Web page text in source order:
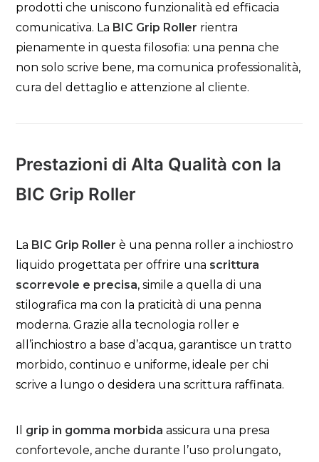
prodotti che uniscono funzionalità ed efficacia
comunicativa. La BIC Grip Roller rientra
pienamente in questa filosofia: una penna che
non solo scrive bene, ma comunica professionalità,
cura del dettaglio e attenzione al cliente.
Prestazioni di Alta Qualità con la
BIC Grip Roller
La BIC Grip Roller è una penna roller a inchiostro
liquido progettata per offrire una scrittura
scorrevole e precisa, simile a quella di una
stilografica ma con la praticità di una penna
moderna. Grazie alla tecnologia roller e
all’inchiostro a base d’acqua, garantisce un tratto
morbido, continuo e uniforme, ideale per chi
scrive a lungo o desidera una scrittura raffinata.
Il grip in gomma morbida assicura una presa
confortevole, anche durante l’uso prolungato,